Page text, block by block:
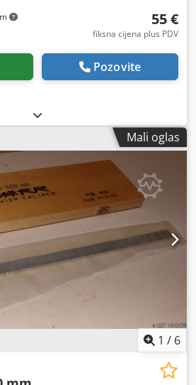
55 €
fiksna cijena plus PDV
Pozovite
Mali oglas
1 / 6